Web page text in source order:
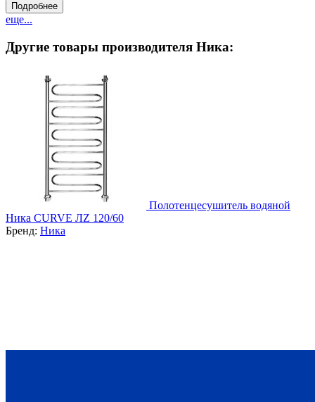
Подробнее
еще...
Другие товары производителя Ника:
Полотенцесушитель водяной
Ника CURVE ЛZ 120/60
Бренд: Ника